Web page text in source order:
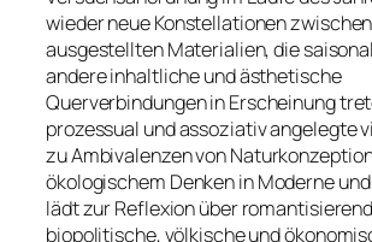
wieder neue Konstellationen
ausgestellten Materialien, die
andere inhaltliche und ästhetische
Querverbindungen in Erscheinung
prozessual und assoziativ angelegte
zu Ambivalenzen von
ökologischem Denken in Moderne
lädt zur Reflexion über
biopolitische, völkische und